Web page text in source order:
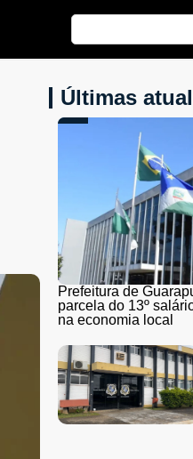
Últimas
Prefeitura de
parcela do 13º
na economia local